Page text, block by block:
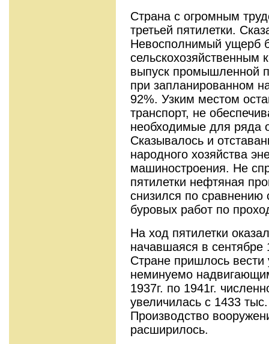
Страна с огромным
третьей пятилетки.
Невосполнимый ущерб
сельскохозяйственным
выпуск промышленной
при запланированном
92%. Узким местом
транспорт, не
необходимые для ряда
Сказывалось и
народного хозяйства
машиностроения. Не
пятилетки нефтяная
снизился по сравнению
буровых работ по
На ход пятилетки
начавшаяся в сентябре
Стране пришлось вести
неминуемо
1937г. по 1941г.
увеличилась с 1433
Производство
расширилось.